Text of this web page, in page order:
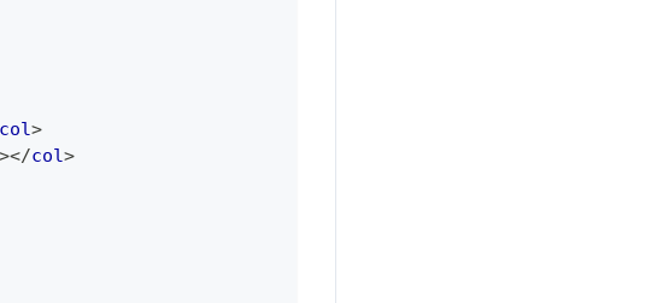
col>
></col>